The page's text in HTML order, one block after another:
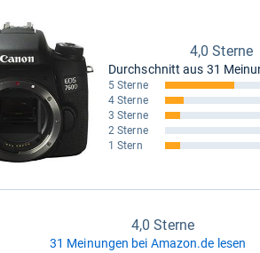
4,0 Sterne
Durchschnitt aus 31
5 Sterne
4 Sterne
3 Sterne
2 Sterne
1 Stern
4,0 Sterne
31 Meinungen bei Amazon.de lesen